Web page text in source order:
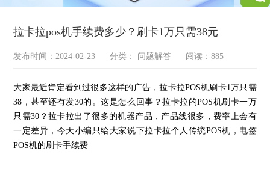
拉卡拉pos机手续费多少？刷卡1万只需38元
发布时间：2024-02-23 分类： 问题解答 阅读：885
大家最近肯定看到过很多这样的广告，拉卡拉POS机刷卡1万只需
38，甚至还有发30的。这是怎么回事？拉卡拉的POS机刷卡一万
只需30？拉卡拉出了很多的机器产品，产品线很多，费率上会有
一定差异，今天小编只给大家说下拉卡拉个人传统POS机，电签
POS机的刷卡手续费